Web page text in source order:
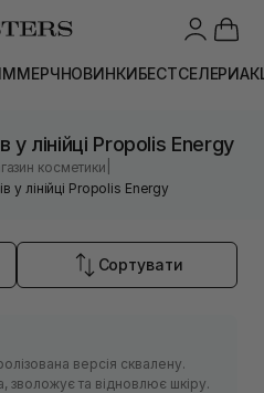
МЕРЧНОВИНКИБЕСТСЕЛЕРИ
у лінійці Propolis Energy
косметики
у лінійці Propolis Energy
Сортувати
версія сквалену.
зволожує та відновлює шкіру.